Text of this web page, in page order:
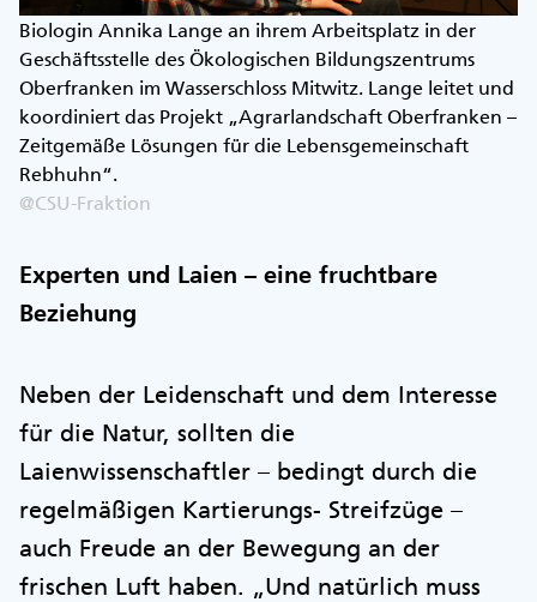
Biologin Annika Lange an ihrem Arbeitsplatz in der
Geschäftsstelle des Ökologischen Bildungszentrums
Oberfranken im Wasserschloss Mitwitz. Lange leitet und
koordiniert das Projekt „Agrarlandschaft Oberfranken –
Zeitgemäße Lösungen für die Lebensgemeinschaft
Rebhuhn“.
@CSU-Fraktion
Experten und Laien – eine fruchtbare
Beziehung
Neben der Leidenschaft und dem Interesse
für die Natur, sollten die
Laienwissenschaftler – bedingt durch die
regelmäßigen Kartierungs- Streifzüge –
auch Freude an der Bewegung an der
frischen Luft haben. „Und natürlich muss